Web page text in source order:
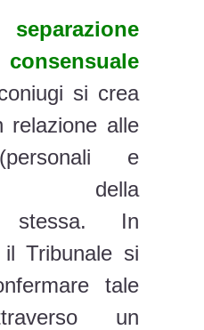
separazione
si crea
relazione alle
e
della
stessa. In
Tribunale si
tale
un